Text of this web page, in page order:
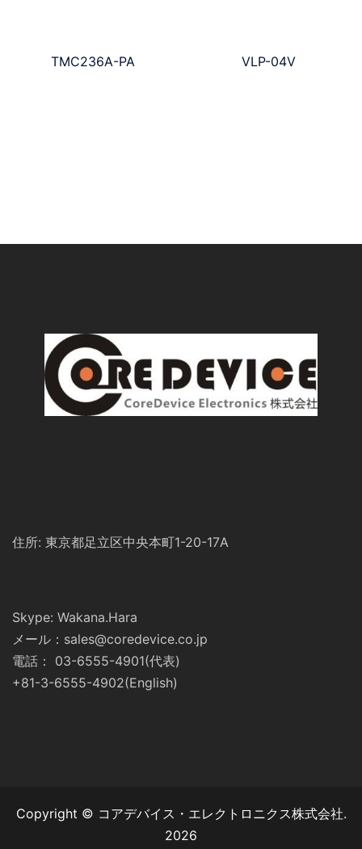
TMC236A-PA VLP-04V
住所: 東京都足立区中央本町1-20-17A
Skype: Wakana.Hara
メール：sales@coredevice.co.jp
電話： 03-6555-4901(代表)
+81-3-6555-4902(English)
Copyright © コアデバイス・エレクトロニクス株式会社.
2026